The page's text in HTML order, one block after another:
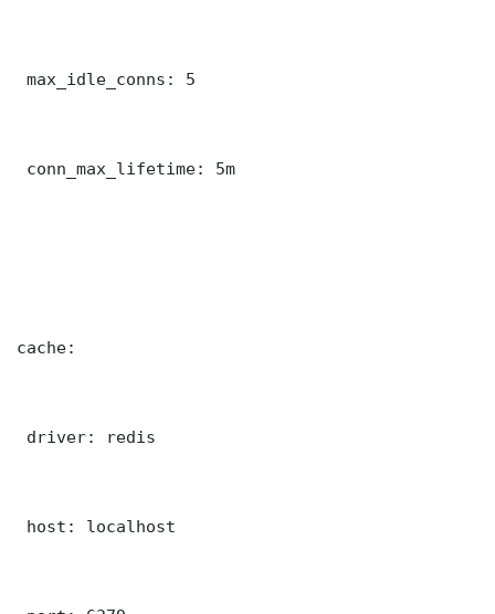
max_idle_conns: 5
conn_max_lifetime: 5m
cache:
driver: redis
host: localhost